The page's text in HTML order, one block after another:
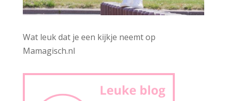
Wat leuk dat je een kijkje neemt op
Mamagisch.nl